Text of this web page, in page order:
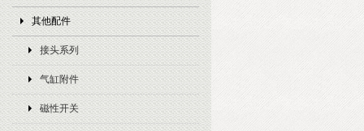
其他配件
接头系列
气缸附件
磁性开关